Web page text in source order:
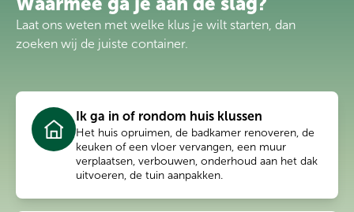
Afvaloplossingen
Projecten
Over Bnext.nl
Blogs
Contact
Werken bij Bnext.nl
Klantenportaal
Bestel afzetcontainer
Laat ons weten met welke klus je wilt starten, dan
zoeken wij de juiste container.
Ik ga in of rondom huis klussen
Het huis opruimen, de badkamer renoveren, de
keuken of een vloer vervangen, een muur
verplaatsen, verbouwen, onderhoud aan het dak
uitvoeren, de tuin aanpakken.